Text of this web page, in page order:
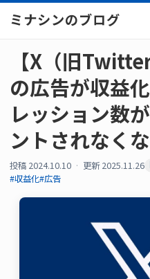
ミナシンのブログ
【X（旧
の広告が収益
レッション数
ントされなく
投稿 2024.10.10 更新 2025.11.26
#収益化#広告